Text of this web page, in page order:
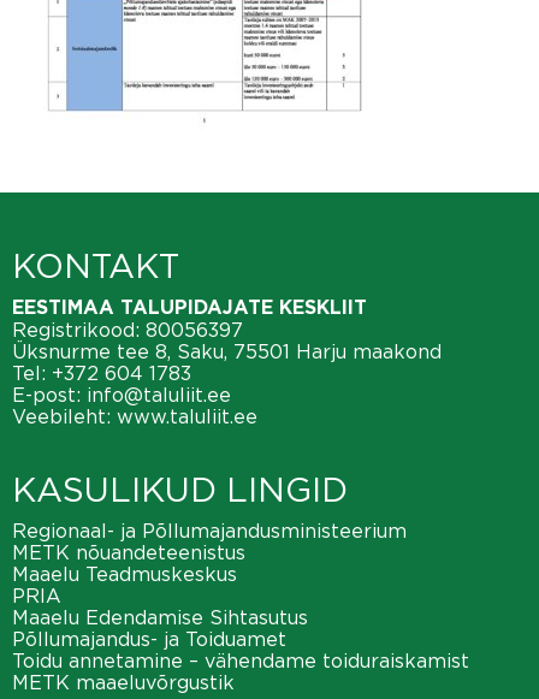
KONTAKT
EESTIMAA TALUPIDAJATE KESKLIIT
Registrikood: 80056397
Üksnurme tee 8, Saku, 75501 Harju maakond
Tel: +372 604 1783
E-post: info@taluliit.ee
Veebileht: www.taluliit.ee
KASULIKUD LINGID
Regionaal- ja Põllumajandusministeerium
METK nõuandeteenistus
Maaelu Teadmuskeskus
PRIA
Maaelu Edendamise Sihtasutus
Põllumajandus- ja Toiduamet
Toidu annetamine – vähendame toiduraiskamist
METK maaeluvõrgustik